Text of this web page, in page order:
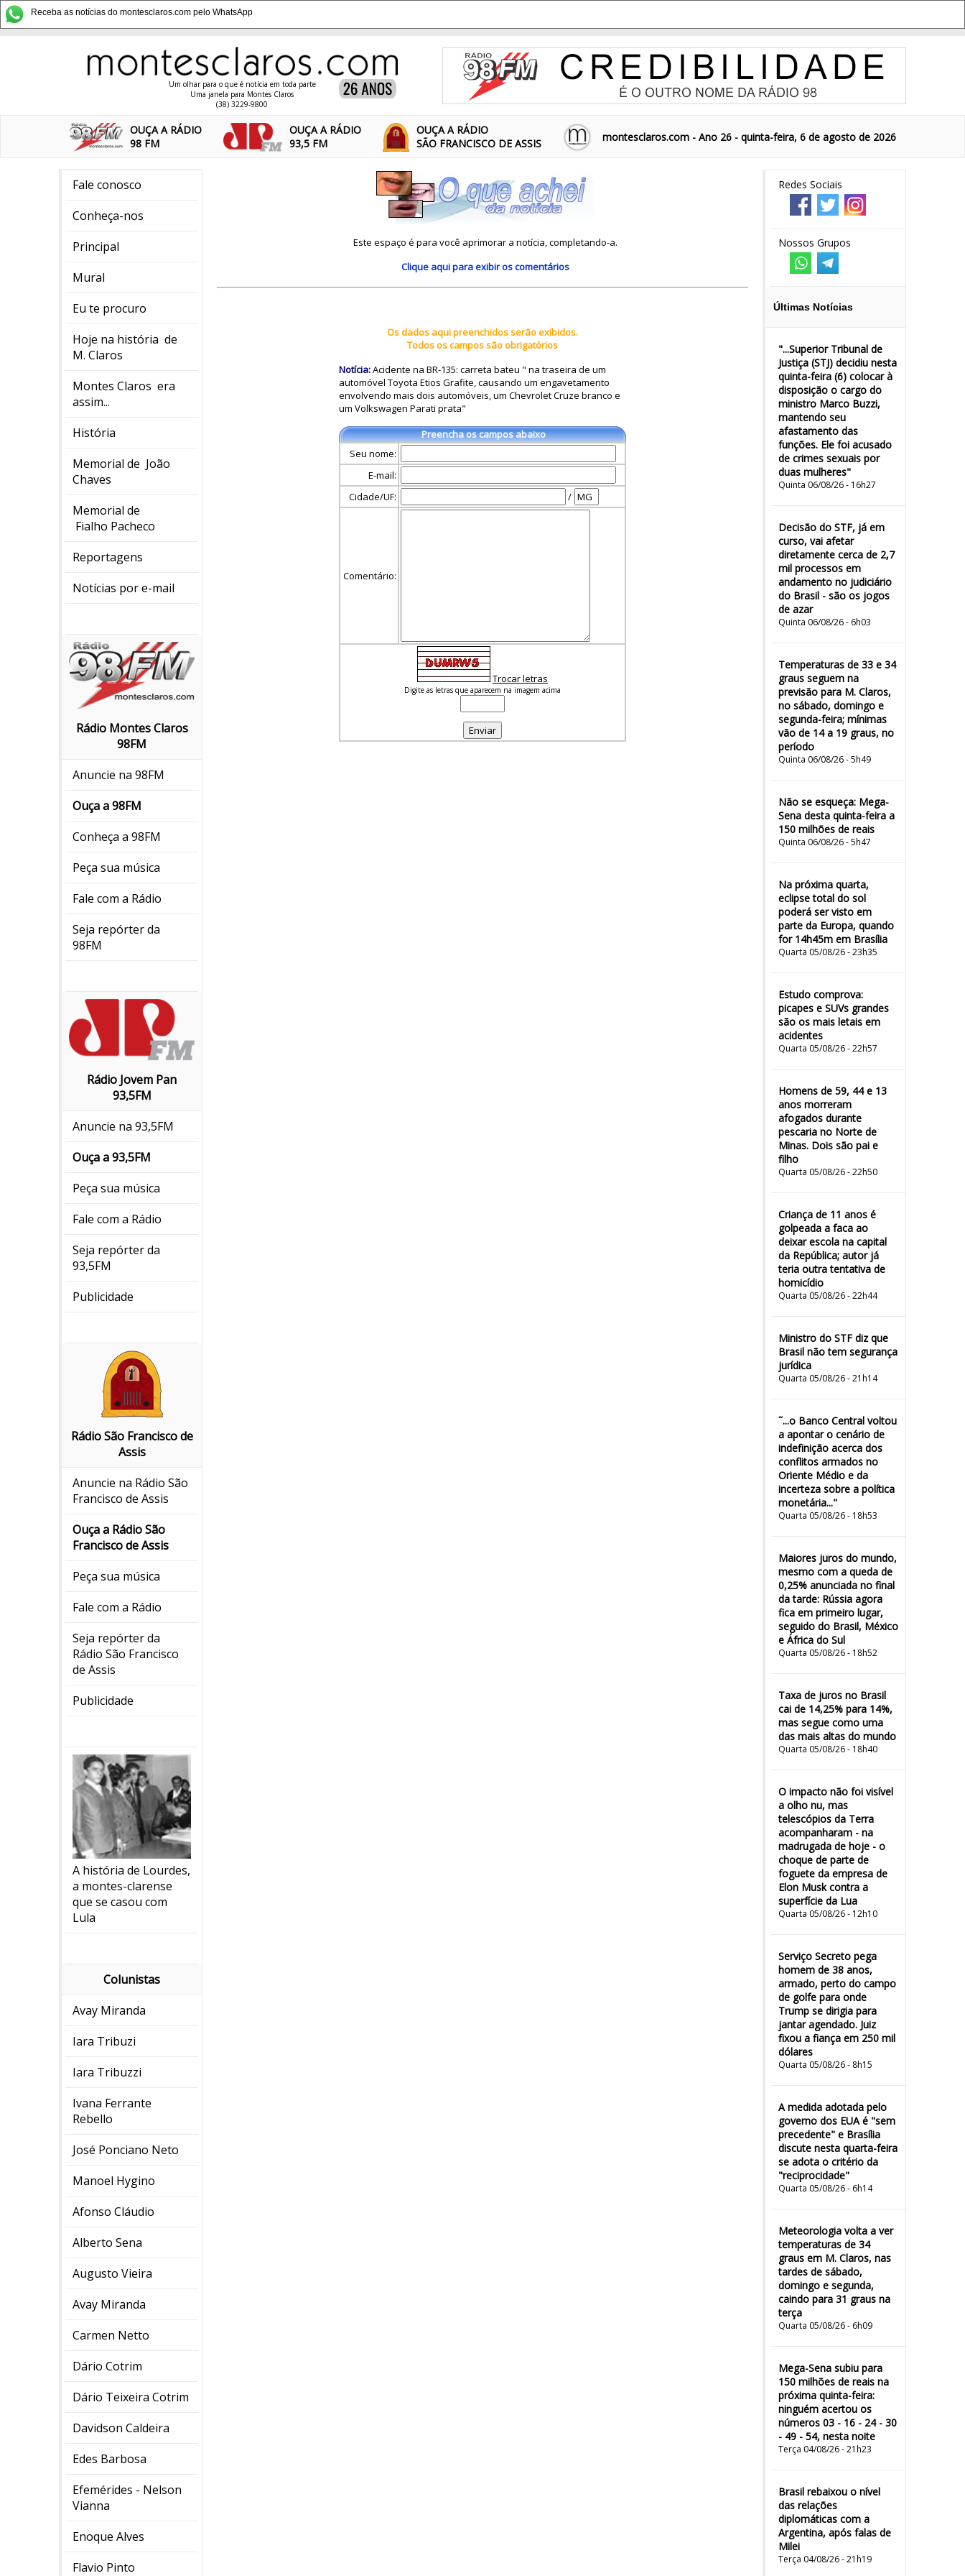
Receba as notícias do montesclaros.com pelo WhatsApp
Um olhar para o que é notícia em toda parte
Uma janela para Montes Claros
(38) 3229-9800
OUÇA A RÁDIO
98 FM
OUÇA A RÁDIO
93,5 FM
OUÇA A RÁDIO
SÃO FRANCISCO DE ASSIS
montesclaros.com - Ano 26 - quinta-feira, 6 de agosto de 2026
Fale conosco
Conheça-nos
Principal
Mural
Eu te procuro
Hoje na história de
M. Claros
Montes Claros era
assim...
História
Memorial de João
Chaves
Memorial de
Fialho Pacheco
Reportagens
Notícias por e-mail
Rádio Montes Claros
98FM
Anuncie na 98FM
Ouça a 98FM
Conheça a 98FM
Peça sua música
Fale com a Rádio
Seja repórter da
98FM
Rádio Jovem Pan
93,5FM
Anuncie na 93,5FM
Ouça a 93,5FM
Peça sua música
Fale com a Rádio
Seja repórter da
93,5FM
Publicidade
Rádio São Francisco de
Assis
Anuncie na Rádio São
Francisco de Assis
Ouça a Rádio São
Francisco de Assis
Peça sua música
Fale com a Rádio
Seja repórter da
Rádio São Francisco
de Assis
Publicidade
A história de Lourdes,
a montes-clarense
que se casou com
Lula
Colunistas
Avay Miranda
Iara Tribuzi
Iara Tribuzzi
Ivana Ferrante
Rebello
José Ponciano Neto
Manoel Hygino
Afonso Cláudio
Alberto Sena
Augusto Vieira
Avay Miranda
Carmen Netto
Dário Cotrim
Dário Teixeira Cotrim
Davidson Caldeira
Edes Barbosa
Efemérides - Nelson
Vianna
Enoque Alves
Flavio Pinto
Redes Sociais
Nossos Grupos
Últimas Notícias
"...Superior Tribunal de
Justiça (STJ) decidiu nesta
quinta-feira (6) colocar à
disposição o cargo do
ministro Marco Buzzi,
mantendo seu
afastamento das
funções. Ele foi acusado
de crimes sexuais por
duas mulheres"
Quinta 06/08/26 - 16h27
Decisão do STF, já em
curso, vai afetar
diretamente cerca de 2,7
mil processos em
andamento no judiciário
do Brasil - são os jogos
de azar
Quinta 06/08/26 - 6h03
Temperaturas de 33 e 34
graus seguem na
previsão para M. Claros,
no sábado, domingo e
segunda-feira; mínimas
vão de 14 a 19 graus, no
período
Quinta 06/08/26 - 5h49
Não se esqueça: Mega-
Sena desta quinta-feira a
150 milhões de reais
Quinta 06/08/26 - 5h47
Na próxima quarta,
eclipse total do sol
poderá ser visto em
parte da Europa, quando
for 14h45m em Brasília
Quarta 05/08/26 - 23h35
Estudo comprova:
picapes e SUVs grandes
são os mais letais em
acidentes
Quarta 05/08/26 - 22h57
Homens de 59, 44 e 13
anos morreram
afogados durante
pescaria no Norte de
Minas. Dois são pai e
filho
Quarta 05/08/26 - 22h50
Criança de 11 anos é
golpeada a faca ao
deixar escola na capital
da República; autor já
teria outra tentativa de
homicídio
Quarta 05/08/26 - 22h44
Ministro do STF diz que
Brasil não tem segurança
jurídica
Quarta 05/08/26 - 21h14
˜...o Banco Central voltou
a apontar o cenário de
indefinição acerca dos
conflitos armados no
Oriente Médio e da
incerteza sobre a política
monetária..."
Quarta 05/08/26 - 18h53
Maiores juros do mundo,
mesmo com a queda de
0,25% anunciada no final
da tarde: Rússia agora
fica em primeiro lugar,
seguido do Brasil, México
e África do Sul
Quarta 05/08/26 - 18h52
Taxa de juros no Brasil
cai de 14,25% para 14%,
mas segue como uma
das mais altas do mundo
Quarta 05/08/26 - 18h40
O impacto não foi visível
a olho nu, mas
telescópios da Terra
acompanharam - na
madrugada de hoje - o
choque de parte de
foguete da empresa de
Elon Musk contra a
superfície da Lua
Quarta 05/08/26 - 12h10
Serviço Secreto pega
homem de 38 anos,
armado, perto do campo
de golfe para onde
Trump se dirigia para
jantar agendado. Juiz
fixou a fiança em 250 mil
dólares
Quarta 05/08/26 - 8h15
A medida adotada pelo
governo dos EUA é "sem
precedente" e Brasília
discute nesta quarta-feira
se adota o critério da
"reciprocidade"
Quarta 05/08/26 - 6h14
Meteorologia volta a ver
temperaturas de 34
graus em M. Claros, nas
tardes de sábado,
domingo e segunda,
caindo para 31 graus na
terça
Quarta 05/08/26 - 6h09
Mega-Sena subiu para
150 milhões de reais na
próxima quinta-feira:
ninguém acertou os
números 03 - 16 - 24 - 30
- 49 - 54, nesta noite
Terça 04/08/26 - 21h23
Brasil rebaixou o nível
das relações
diplomáticas com a
Argentina, após falas de
Milei
Terça 04/08/26 - 21h19
Este espaço é para você aprimorar a notícia, completando-a.
Clique aquipara exibir os comentários
Os dados aqui preenchidos serão exibidos.
Todos os campos são obrigatórios
Notícia:Acidente na BR-135: carreta bateu " na traseira de um
automóvel Toyota Etios Grafite, causando um engavetamento
envolvendo mais dois automóveis, um Chevrolet Cruze branco e
um Volkswagen Parati prata"
Preencha os campos abaixo
Seu nome:
E-mail:
Cidade/UF:
/
Comentário:
Trocar letras
Digite as letras que aparecem na imagem acima